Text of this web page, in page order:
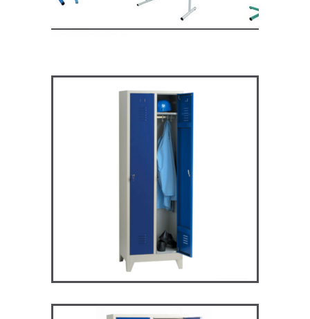
ARV2P – Vestiaire industrie